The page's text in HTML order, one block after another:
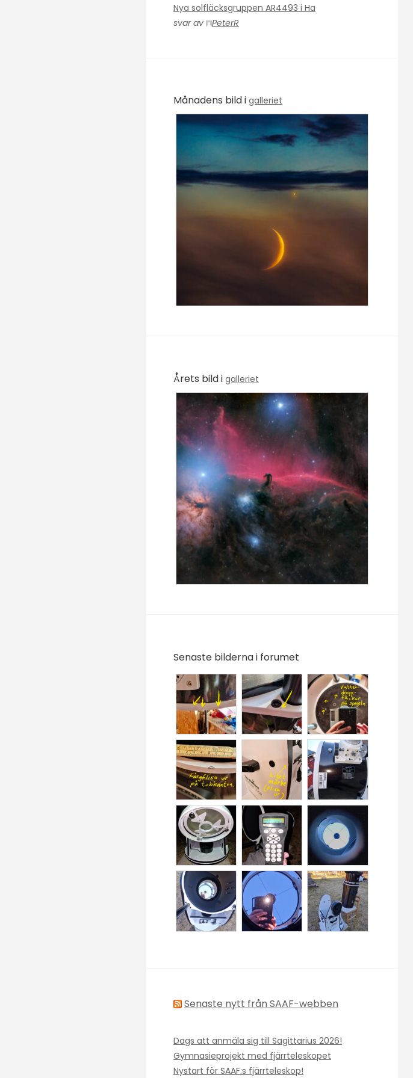
Nya solfläcksgruppen AR4493 i Ha
svar av
PeterR
Månadens bild i galleriet
Årets bild i galleriet
Senaste bilderna i forumet
Senaste nytt från SAAF-webben
Dags att anmäla sig till Sagittarius 2026!
Gymnasieprojekt med fjärrteleskopet
Nystart för SAAF:s fjärrteleskop!